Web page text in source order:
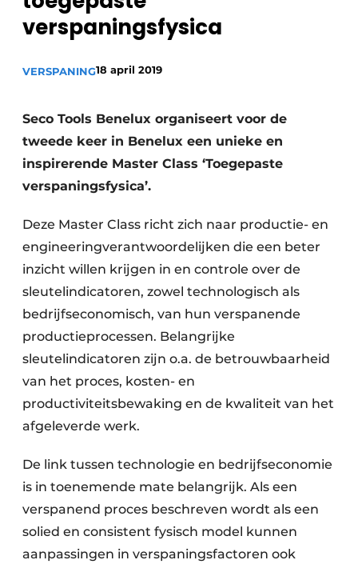
Vacature aanmelden
Vacatures
Video’s
verspaningsfysica
VERSPANING18 april 2019
Seco Tools Benelux organiseert voor de
tweede keer in Benelux een unieke en
inspirerende Master Class ‘Toegepaste
verspaningsfysica’.
Deze Master Class richt zich naar productie- en
engineeringverantwoordelijken die een beter
inzicht willen krijgen in en controle over de
sleutelindicatoren, zowel technologisch als
bedrijfseconomisch, van hun verspanende
productieprocessen. Belangrijke
sleutelindicatoren zijn o.a. de betrouwbaarheid
van het proces, kosten- en
productiviteitsbewaking en de kwaliteit van het
afgeleverde werk.
De link tussen technologie en bedrijfseconomie
is in toenemende mate belangrijk. Als een
verspanend proces beschreven wordt als een
solied en consistent fysisch model kunnen
aanpassingen in verspaningsfactoren ook